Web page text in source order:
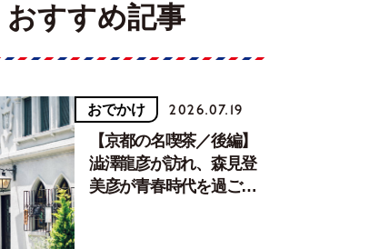
おすすめ記事
おでかけ 2026.07.19
【京都の名喫茶／後編】
澁澤龍彦が訪れ、森見登
美彦が青春時代を過ごし